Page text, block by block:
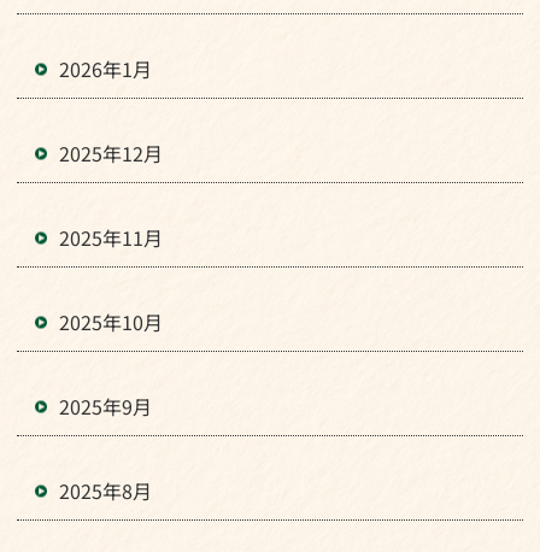
2026年1月
2025年12月
2025年11月
2025年10月
2025年9月
2025年8月